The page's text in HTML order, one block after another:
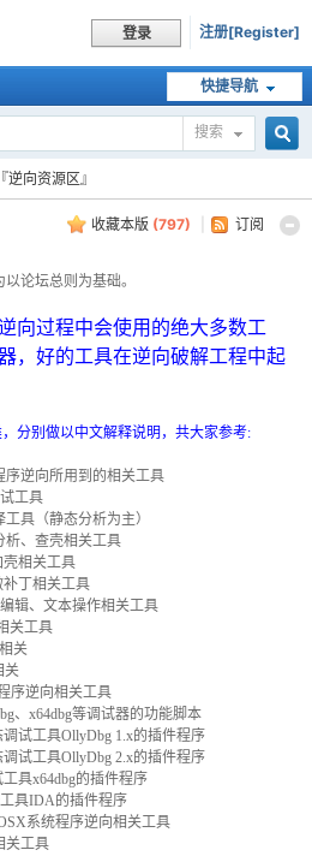
登录 注册[Register]
快捷导航
搜索
『逆向资源区』
收藏本版 (797) 订阅
论坛总则为基础。
向过程中会使用的绝大多数工
，好的工具在逆向破解工程中起
分别做以中文解释说明，共大家参考:
所用到的相关工具
具
静态分析为主）
壳相关工具
关工具
相关工具
本操作相关工具
工具
向相关工具
等调试器的功能脚本
具OllyDbg 1.x的插件程序
具OllyDbg 2.x的插件程序
x64dbg的插件程序
的插件程序
程序逆向相关工具
工具